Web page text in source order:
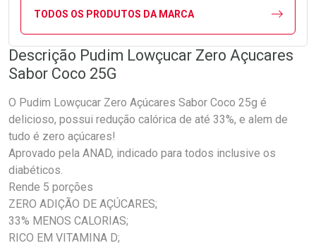
TODOS OS PRODUTOS DA MARCA
Descrição Pudim Lowçucar Zero Açucares
Sabor Coco 25G
O Pudim Lowçucar Zero Açúcares Sabor Coco 25g é
delicioso, possui redução calórica de até 33%, e alem de
tudo é zero açúcares!
Aprovado pela ANAD, indicado para todos inclusive os
diabéticos.
Rende 5 porções
ZERO ADIÇÃO DE AÇÚCARES;
33% MENOS CALORIAS;
RICO EM VITAMINA D;